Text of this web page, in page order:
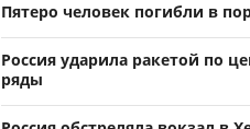
Пятеро человек погибли в
Россия ударила ракетой по
ряды